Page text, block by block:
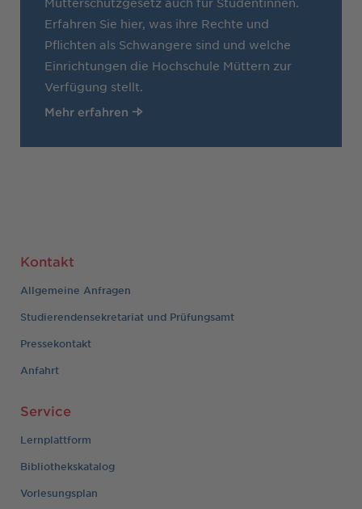
Erfahren Sie hier, was ihre Rechte und
Pflichten als Schwangere sind und welche
Einrichtungen die Hochschule Müttern zur
Verfügung stellt.
Mehr erfahren
Kontakt
Allgemeine Anfragen
Studierendensekretariat und Prüfungsamt
Pressekontakt
Anfahrt
Service
Lernplattform
Bibliothekskatalog
Vorlesungsplan